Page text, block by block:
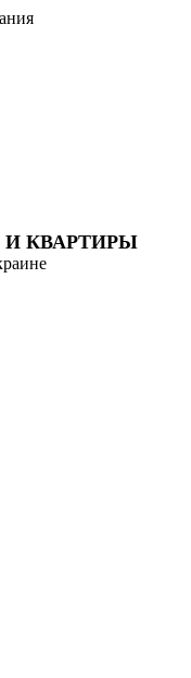
КВАРТИРЫ